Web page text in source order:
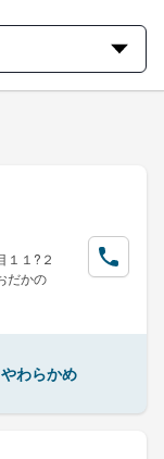
１１?２
だかの
わらかめ